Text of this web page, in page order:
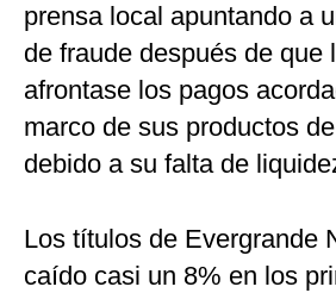
prensa local apuntando a
de fraude después de que
afrontase los pagos
marco de sus productos
debido a su falta de
Los títulos de Evergrande
caído casi un 8% en los